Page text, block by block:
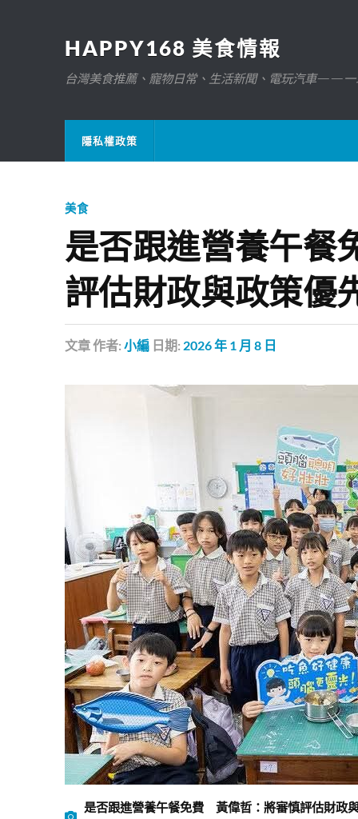
HAPPY168 美食情報
台灣美食推薦、寵物日常、生活新聞、電玩汽車——一
隱私權政策
美食
是否跟進營養午
評估財政與政策優
文章作者: 小編 日期: 2026 年 1 月 8 日
是否跟進營養午餐免費 黃偉哲：將審慎評估財政